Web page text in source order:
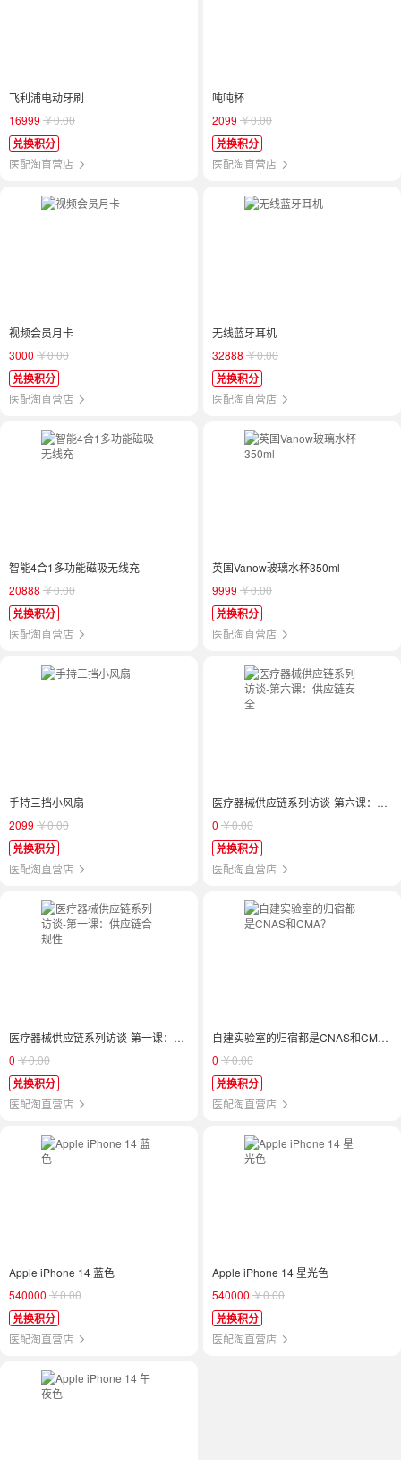
飞利浦电动牙刷
16999 ￥0.00
兑换积分
医配淘直营店
吨吨杯
2099 ￥0.00
兑换积分
医配淘直营店
视频会员月卡
3000 ￥0.00
兑换积分
医配淘直营店
无线蓝牙耳机
32888 ￥0.00
兑换积分
医配淘直营店
智能4合1多功能磁吸无线充
20888 ￥0.00
兑换积分
医配淘直营店
英国Vanow玻璃水杯350ml
9999 ￥0.00
兑换积分
医配淘直营店
手持三挡小风扇
2099 ￥0.00
兑换积分
医配淘直营店
医疗器械供应链系列访谈-第六课：供应链安全
0 ￥0.00
兑换积分
医配淘直营店
医疗器械供应链系列访谈-第一课：供应链合规性
0 ￥0.00
兑换积分
医配淘直营店
自建实验室的归宿都是CNAS和CMA？
0 ￥0.00
兑换积分
医配淘直营店
Apple iPhone 14 蓝色
540000 ￥0.00
兑换积分
医配淘直营店
Apple iPhone 14 星光色
540000 ￥0.00
兑换积分
医配淘直营店